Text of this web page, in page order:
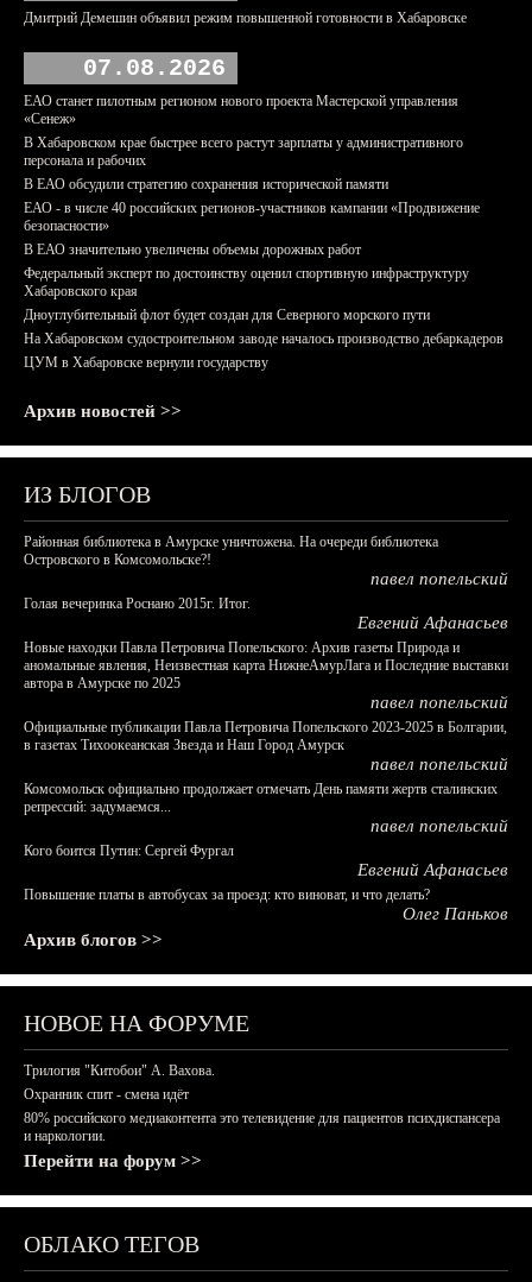
Дмитрий Демешин объявил режим повышенной готовности в Хабаровске
07.08.2026
ЕАО станет пилотным регионом нового проекта Мастерской управления
«Сенеж»
В Хабаровском крае быстрее всего растут зарплаты у административного
персонала и рабочих
В ЕАО обсудили стратегию сохранения исторической памяти
ЕАО - в числе 40 российских регионов-участников кампании «Продвижение
безопасности»
В ЕАО значительно увеличены объемы дорожных работ
Федеральный эксперт по достоинству оценил спортивную инфраструктуру
Хабаровского края
Дноуглубительный флот будет создан для Северного морского пути
На Хабаровском судостроительном заводе началось производство дебаркадеров
ЦУМ в Хабаровске вернули государству
Архив новостей >>
ИЗ БЛОГОВ
Районная библиотека в Амурске уничтожена. На очереди библиотека
Островского в Комсомольске?!
павел попельский
Голая вечеринка Роснано 2015г. Итог.
Евгений Афанасьев
Новые находки Павла Петровича Попельского: Архив газеты Природа и
аномальные явления, Неизвестная карта НижнеАмурЛага и Последние выставки
автора в Амурске по 2025
павел попельский
Официальные публикации Павла Петровича Попельского 2023-2025 в Болгарии,
в газетах Тихоокеанская Звезда и Наш Город Амурск
павел попельский
Комсомольск официально продолжает отмечать День памяти жертв сталинских
репрессий: задумаемся...
павел попельский
Кого боится Путин: Сергей Фургал
Евгений Афанасьев
Повышение платы в автобусах за проезд: кто виноват, и что делать?
Олег Паньков
Архив блогов >>
НОВОЕ НА ФОРУМЕ
Трилогия "Китобои" А. Вахова.
Охранник спит - смена идёт
80% российского медиаконтента это телевидение для пациентов психдиспансера
и наркологии.
Перейти на форум >>
ОБЛАКО ТЕГОВ